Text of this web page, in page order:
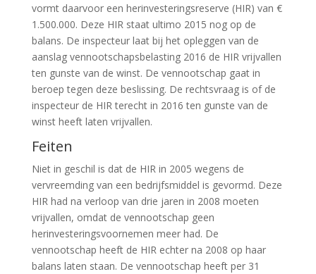
vormt daarvoor een herinvesteringsreserve (HIR) van €
1.500.000. Deze HIR staat ultimo 2015 nog op de
balans. De inspecteur laat bij het opleggen van de
aanslag vennootschapsbelasting 2016 de HIR vrijvallen
ten gunste van de winst. De vennootschap gaat in
beroep tegen deze beslissing. De rechtsvraag is of de
inspecteur de HIR terecht in 2016 ten gunste van de
winst heeft laten vrijvallen.
Feiten
Niet in geschil is dat de HIR in 2005 wegens de
vervreemding van een bedrijfsmiddel is gevormd. Deze
HIR had na verloop van drie jaren in 2008 moeten
vrijvallen, omdat de vennootschap geen
herinvesteringsvoornemen meer had. De
vennootschap heeft de HIR echter na 2008 op haar
balans laten staan. De vennootschap heeft per 31